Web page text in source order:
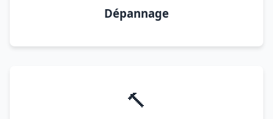
Dépannage
🔨